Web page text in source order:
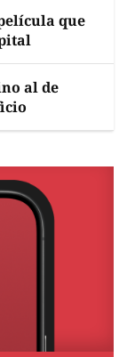
que
al de